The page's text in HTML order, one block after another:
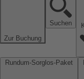
Zur Buchung
Suchen